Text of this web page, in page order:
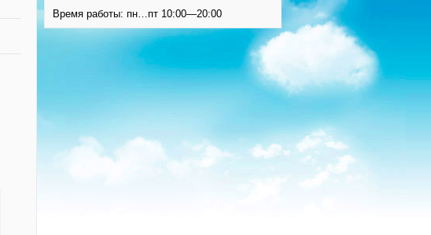
Время работы: пн…пт 10:00—20:00